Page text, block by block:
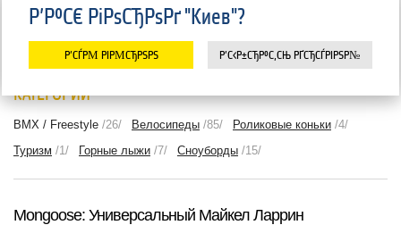
ВИДЕО
Главная Медиа Видео BMX / Freestyle
КАТЕГОРИИ
BMX / Freestyle /26/ Велосипеды /85/ Роликовые коньки /4/
Туризм /1/ Горные лыжи /7/ Сноуборды /15/
Mongoose: Универсальный Майкел Ларрин
Р’Р°С€ РіРѕСЂРѕРґ "Киев"?
Р’СЃРΜ РІРΜСЂРЅРЅ Р’С‹Р±СЂР°С‚СЊ РҐСЂСЃРІРЅР№